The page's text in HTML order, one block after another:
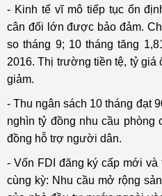
- Kinh tế vĩ mô tiếp tục ổn
cân đối lớn được bảo đảm.
so tháng 9; 10 tháng tăng
2016. Thị trường tiền tệ, tỷ
giảm.
- Thu ngân sách 10 tháng đạt
nghìn tỷ đồng nhu cầu phòng
đồng hỗ trợ người dân.
- Vốn FDI đăng ký cấp mới và
cùng kỳ: Nhu cầu mở rộng